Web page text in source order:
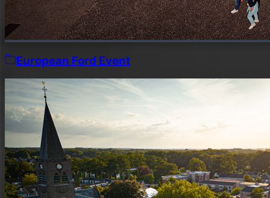
European Ford Event